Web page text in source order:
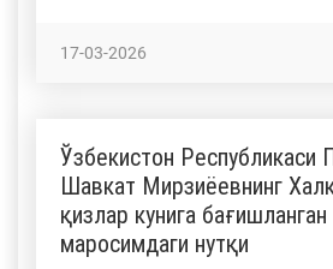
17-03-2026
Ўзбекистон Республикаси
Шавкат Мирзиёевнинг
қизлар кунига
маросимдаги нутқи